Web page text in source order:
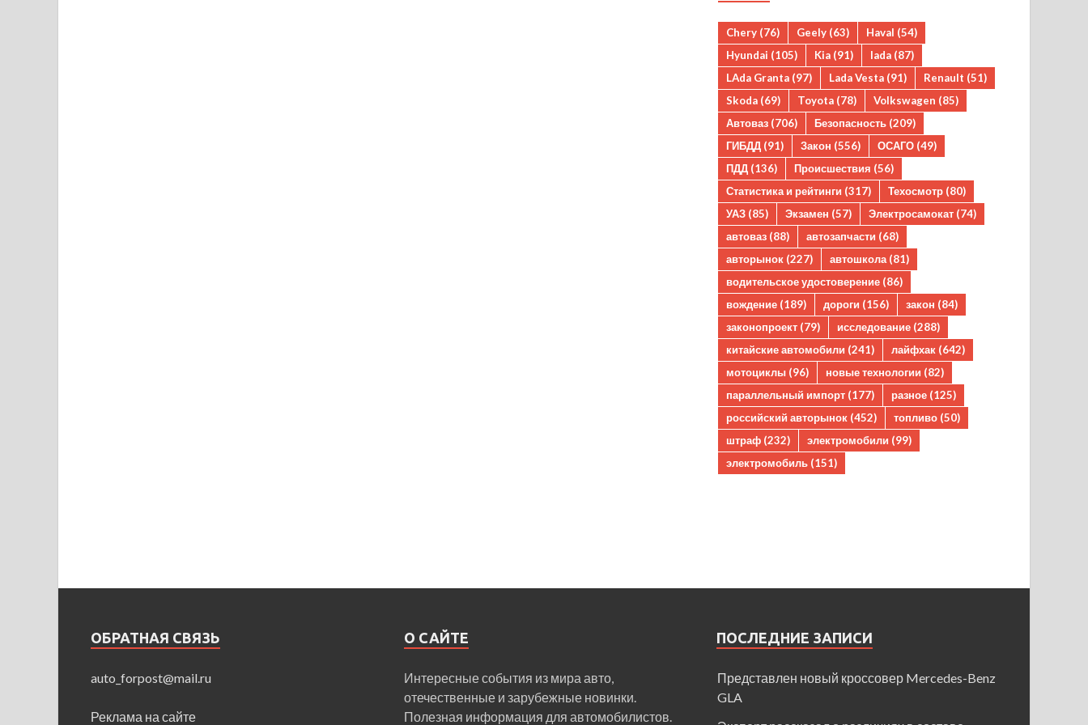
Chery (76) Geely (63) Haval (54)
Hyundai (105) Kia (91) lada (87)
LAda Granta (97) Lada Vesta (91) Renault (51)
Skoda (69) Toyota (78) Volkswagen (85)
Автоваз (706) Безопасность (209)
ГИБДД (91) Закон (556) ОСАГО (49)
ПДД (136) Происшествия (56)
Статистика и рейтинги (317) Техосмотр (80)
УАЗ (85) Экзамен (57) Электросамокат (74)
автоваз (88) автозапчасти (68)
авторынок (227) автошкола (81)
водительское удостоверение (86)
вождение (189) дороги (156) закон (84)
законопроект (79) исследование (288)
китайские автомобили (241) лайфхак (642)
мотоциклы (96) новые технологии (82)
параллельный импорт (177) разное (125)
российский авторынок (452) топливо (50)
штраф (232) электромобили (99)
электромобиль (151)
ОБРАТНАЯ СВЯЗЬ
auto_forpost@mail.ru
Реклама на сайте
О САЙТЕ
Интересные события из мира авто,
отечественные и зарубежные новинки.
Полезная информация для автомобилистов.
ПОСЛЕДНИЕ ЗАПИСИ
Представлен новый кроссовер Mercedes-Benz
GLA